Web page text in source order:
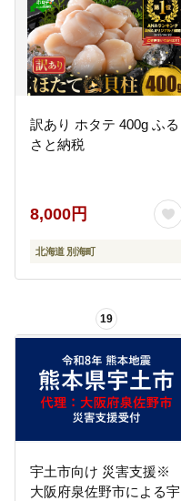
訳あり ホタテ 400g ふる
さと納税
8,000円
北海道 別海町
19
宇土市向け 災害支援※
大阪府泉佐野市による宇